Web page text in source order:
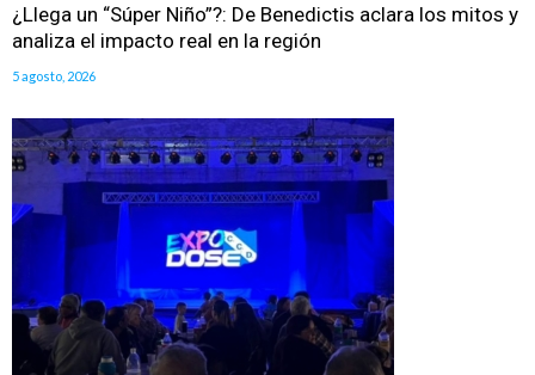
¿Llega un “Súper Niño”?: De Benedictis aclara los mitos y
analiza el impacto real en la región
5 agosto, 2026